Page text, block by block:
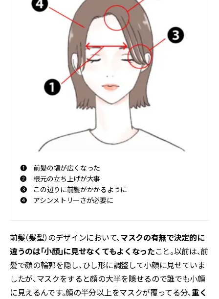
❶ 前髪の幅が広くなった
❷ 根元の立ち上げが大事
❸ この辺りに前髪がかかるように
❹ アシンメトリーさが必要に
前髪（髪型）のデザインにおいて、マスクの有無で決定的に
違うのは「小顔」に見せなくてもよくなったこと。以前は、前
髪で顔の輪郭を隠し、ひし形に調整して小顔に見せていま
したが、マスクをすると顔の大半を隠せるので誰でも小顔
に見えるんです。顔の半分以上をマスクが覆ってる分、重く